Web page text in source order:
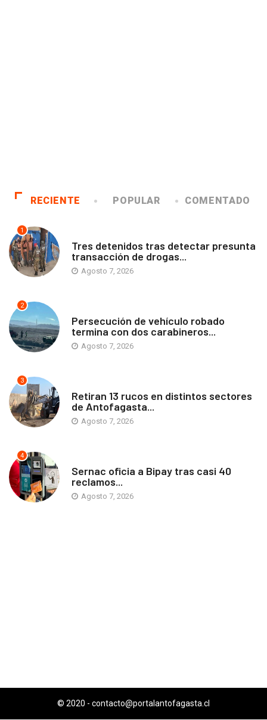
RECIENTE POPULAR COMENTADO
1
Tres detenidos tras detectar presunta
transacción de drogas...
Agosto 7, 2026
2
Persecución de vehículo robado
termina con dos carabineros...
Agosto 7, 2026
3
Retiran 13 rucos en distintos sectores
de Antofagasta...
Agosto 7, 2026
4
Sernac oficia a Bipay tras casi 40
reclamos...
Agosto 7, 2026
© 2020 - contacto@portalantofagasta.cl